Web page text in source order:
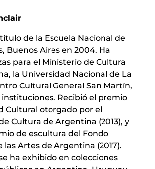
de la Escuela Nacional de
Buenos Aires en 2004. Ha
para el Ministerio de Cultura
la Universidad Nacional de La
Cultural General San Martín,
Recibió el premio
Cultural otorgado por el
Cultura de Argentina (2013), y
de escultura del Fondo
las Artes de Argentina (2017).
ha exhibido en colecciones